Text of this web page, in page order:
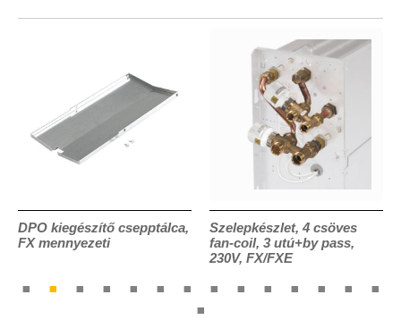
DPO kiegészítő csepptálca,
FX mennyezeti
Szelepkészlet, 4 csöves
fan-coil, 3 utú+by pass,
230V, FX/FXE